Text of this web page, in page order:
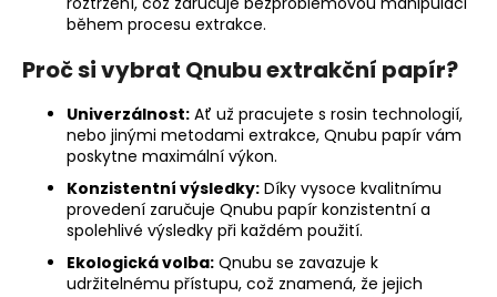
během procesu extrakce.
Proč si vybrat Qnubu extrakční papír?
Univerzálnost: Ať už pracujete s rosin technologií,
nebo jinými metodami extrakce, Qnubu papír vám
poskytne maximální výkon.
Konzistentní výsledky: Díky vysoce kvalitnímu
provedení zaručuje Qnubu papír konzistentní a
spolehlivé výsledky při každém použití.
Ekologická volba: Qnubu se zavazuje k
udržitelnému přístupu, což znamená, že jejich